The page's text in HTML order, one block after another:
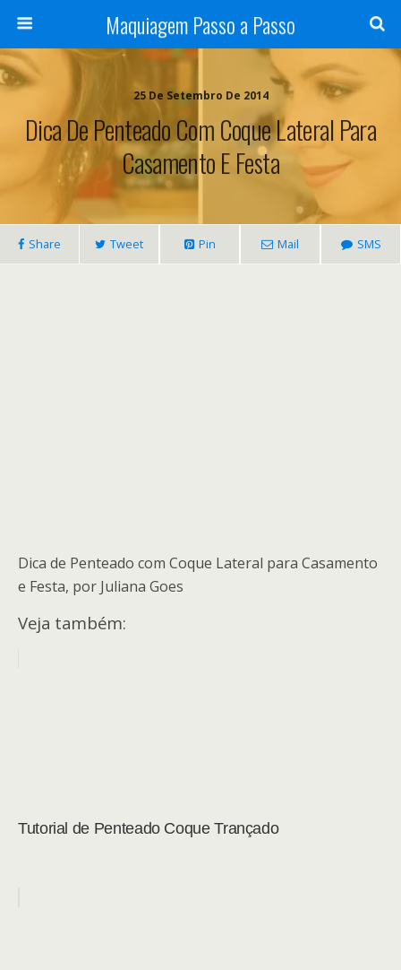
Maquiagem Passo a Passo
25 De Setembro De 2014
Dica De Penteado Com Coque Lateral Para
Casamento E Festa
Share Tweet Pin Mail SMS
Dica de Penteado com Coque Lateral para Casamento
e Festa, por Juliana Goes
Veja também:
Tutorial de Penteado Coque Trançado